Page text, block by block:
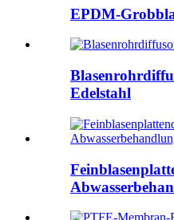
EPDM-
Edelstahl